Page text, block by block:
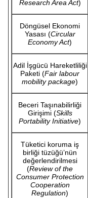
Research Area Act)
Döngüsel Ekonomi
Yasası (Circular
Economy Act)
Adil İşgücü Hareketliliği
Paketi (Fair labour
mobility package)
Beceri Taşınabilirliği
Girişimi (Skills
Portability Initiative)
Tüketici koruma iş
birliği tüzüğü’nün
değerlendirilmesi
(Review of the
Consumer Protection
Cooperation
Regulation)